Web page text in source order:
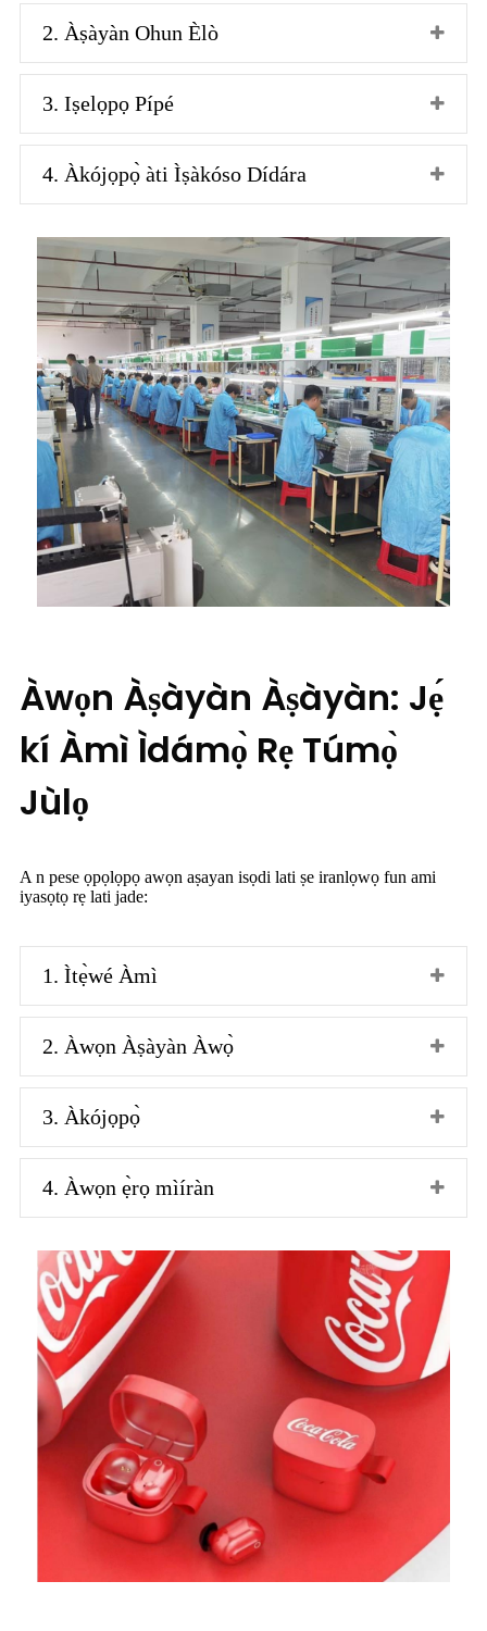
2. Àṣàyàn Ohun Èlò
3. Iṣelọpọ Pípé
4. Àkójọpọ̀ àti Ìṣàkóso Dídára
Àwọn Àṣàyàn Àṣàyàn: Jẹ́
kí Àmì Ìdámọ̀ Rẹ Túmọ̀
Jùlọ
A n pese ọpọlọpọ awọn aṣayan isọdi lati ṣe iranlọwọ fun ami
iyasọtọ rẹ lati jade:
1. Ìtẹ̀wé Àmì
2. Àwọn Àṣàyàn Àwọ̀
3. Àkójọpọ̀
4. Àwọn ẹ̀rọ mìíràn